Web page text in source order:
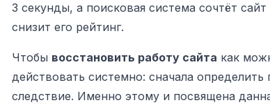
3 секунды, а поисковая система сочтёт
снизит его рейтинг.
Чтобы восстановить работу сайта как
действовать системно: сначала
следствие. Именно этому и посвящена